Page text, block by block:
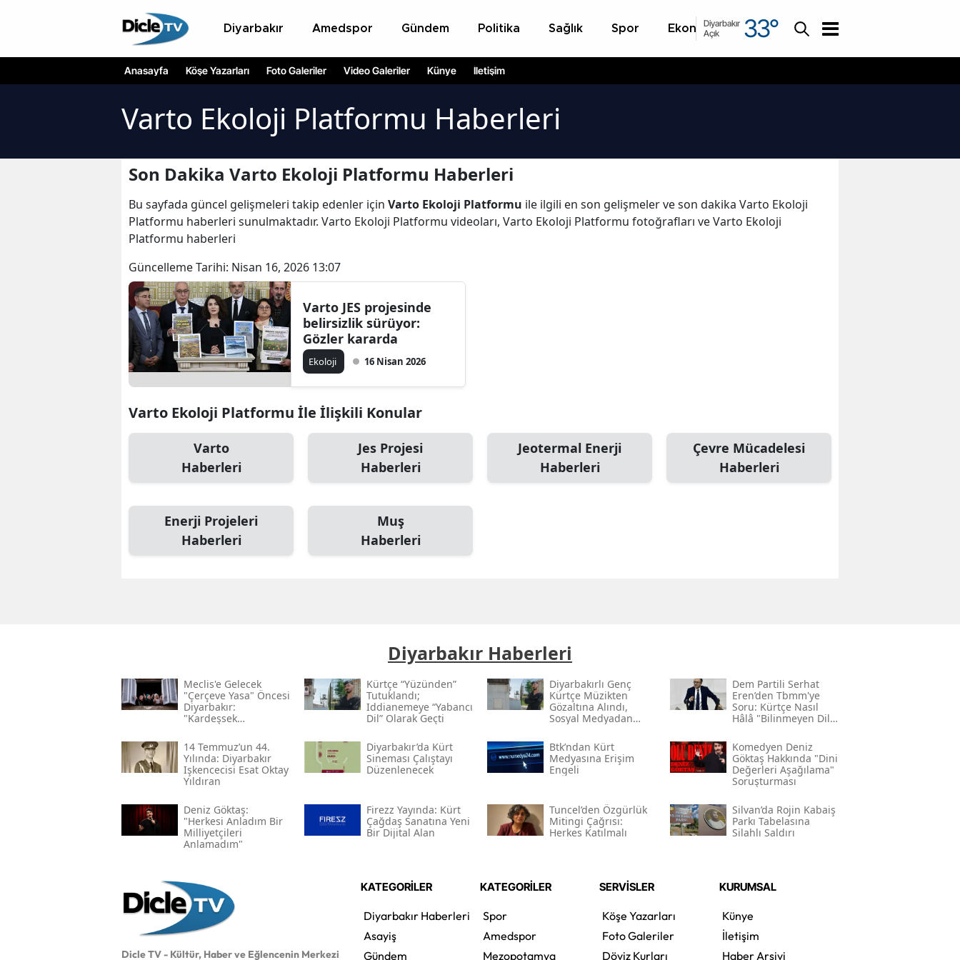
Diyarbakır Amedspor Gündem Politika Sağlık Spor Ekonomi Asayiş
Diyarbakır
Açık
33°
Anasayfa Köşe Yazarları Foto Galeriler Video Galeriler Künye İletişim
Varto Ekoloji Platformu Haberleri
Son Dakika Varto Ekoloji Platformu Haberleri
Bu sayfada güncel gelişmeleri takip edenler için Varto Ekoloji Platformu ile ilgili en son gelişmeler ve son dakika Varto Ekoloji
Platformu haberleri sunulmaktadır. Varto Ekoloji Platformu videoları, Varto Ekoloji Platformu fotoğrafları ve Varto Ekoloji
Platformu haberleri
Güncelleme Tarihi: Nisan 16, 2026 13:07
Varto JES projesinde
belirsizlik sürüyor:
Gözler kararda
Ekoloji 16 Nisan 2026
Varto Ekoloji Platformu İle İlişkili Konular
Varto
Haberleri
Jes Projesi
Haberleri
Jeotermal Enerji
Haberleri
Çevre Mücadelesi
Haberleri
Enerji Projeleri
Haberleri
Muş
Haberleri
Diyarbakır Haberleri
Meclis'e Gelecek
"çerçeve Yasa" Öncesi
Diyarbakır:
"kardeşsek
Kürtçe “yüzünden”
Tutuklandı;
Iddianemeye “yabancı
Dil” Olarak Geçti
Diyarbakırlı Genç
Kürtçe Müzikten
Gözaltına Alındı,
Sosyal Medyadan
Dem Partili Serhat
Eren’den Tbmm'ye
Soru: Kürtçe Nasıl
Hâlâ "bilinmeyen Dil"
Gerekçesi Nedir?"
14 Temmuz’un 44.
Yılında: Diyarbakır
Işkencecisi Esat Oktay
Yıldıran
Diyarbakır’da Kürt
Sineması Çalıştayı
Düzenlenecek
Btk’ndan Kürt
Medyasına Erişim
Engeli
Komedyen Deniz
Göktaş Hakkında "dini
Değerleri Aşağılama"
Soruşturması
Deniz Göktaş:
"herkesi Anladım Bir
Milliyetçileri
Anlamadım"
Firezz Yayında: Kürt
Çağdaş Sanatına Yeni
Bir Dijital Alan
Tuncel’den Özgürlük
Mitingi Çağrısı:
Herkes Katılmalı
Silvan’da Rojin Kabaiş
Parkı Tabelasına
Silahlı Saldırı
Dicle TV - Kültür, Haber ve Eğlencenin Merkezi
KATEGORİLER
Diyarbakır Haberleri
Asayiş
Gündem
KATEGORİLER
Spor
Amedspor
Mezopotamya
SERVİSLER
Köşe Yazarları
Foto Galeriler
Döviz Kurları
KURUMSAL
Künye
İletişim
Haber Arşivi